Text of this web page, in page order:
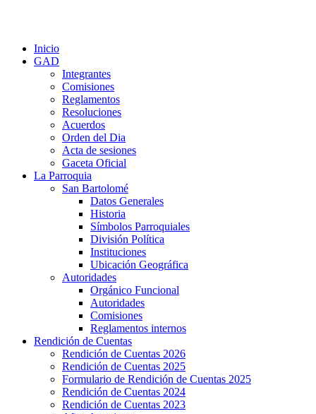
Inicio
GAD
Integrantes
Comisiones
Reglamentos
Resoluciones
Acuerdos
Orden del Dia
Acta de sesiones
Gaceta Oficial
La Parroquia
San Bartolomé
Datos Generales
Historia
Símbolos Parroquiales
División Política
Instituciones
Ubicación Geográfica
Autoridades
Orgánico Funcional
Autoridades
Comisiones
Reglamentos internos
Rendición de Cuentas
Rendición de Cuentas 2026
Rendición de Cuentas 2025
Formulario de Rendición de Cuentas 2025
Rendición de Cuentas 2024
Rendición de Cuentas 2023